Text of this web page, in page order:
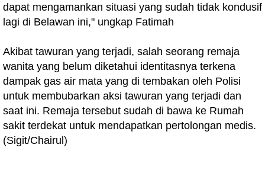
dapat mengamankan situasi yang sudah tidak kondusif
lagi di Belawan ini," ungkap Fatimah
Akibat tawuran yang terjadi, salah seorang remaja
wanita yang belum diketahui identitasnya terkena
dampak gas air mata yang di tembakan oleh Polisi
untuk membubarkan aksi tawuran yang terjadi dan
saat ini. Remaja tersebut sudah di bawa ke Rumah
sakit terdekat untuk mendapatkan pertolongan medis.
(Sigit/Chairul)